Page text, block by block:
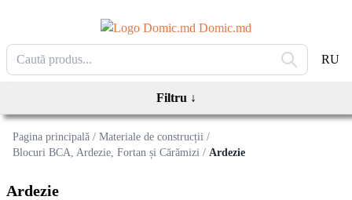
Domic.md
RU
Pagina principală / Materiale de construcții /
Blocuri BCA, Ardezie, Fortan și Cărămizi / Ardezie
Ardezie
Filtru ↓